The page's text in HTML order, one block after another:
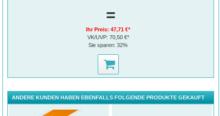
Neben der reinen Gewichtsabnahme verbesserten sich Blutfett- und
Cholesterinwerte aber auch Blutdruck und Blutzucker.***
=
Ihr Preis:47,71 €*
VK/UVP: 70,50 €*
Sie sparen:32%
ANDERE KUNDEN HABEN EBENFALLS FOLGENDE PRODUKTE GEKAUFT